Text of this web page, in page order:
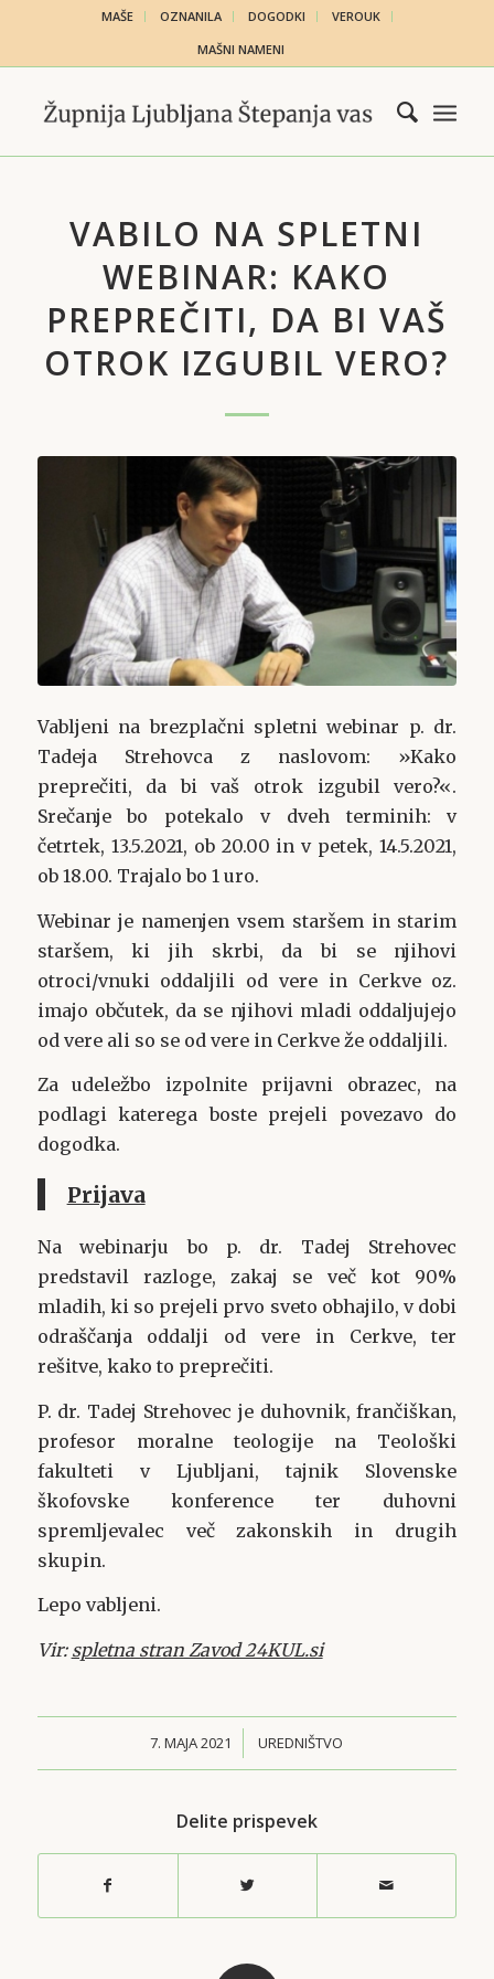
MAŠE OZNANILA DOGODKI
VEROUK
MAŠNI NAMENI
VABILO NA SPLETNI
WEBINAR: KAKO
PREPREČITI, DA BI VAŠ
OTROK IZGUBIL VERO?
Vabljeni na brezplačni spletni webinar p. dr.
Tadeja Strehovca z naslovom: »Kako
preprečiti, da bi vaš otrok izgubil vero?«.
Srečanje bo potekalo v dveh terminih: v
četrtek, 13.5.2021, ob 20.00 in v petek, 14.5.2021,
ob 18.00. Trajalo bo 1 uro.
Webinar je namenjen vsem staršem in starim
staršem, ki jih skrbi, da bi se njihovi
otroci/vnuki oddaljili od vere in Cerkve oz.
imajo občutek, da se njihovi mladi oddaljujejo
od vere ali so se od vere in Cerkve že oddaljili.
Za udeležbo izpolnite prijavni obrazec, na
podlagi katerega boste prejeli povezavo do
dogodka.
Prijava
Na webinarju bo p. dr. Tadej Strehovec
predstavil razloge, zakaj se več kot 90%
mladih, ki so prejeli prvo sveto obhajilo, v dobi
odraščanja oddalji od vere in Cerkve, ter
rešitve, kako to preprečiti.
P. dr. Tadej Strehovec je duhovnik, frančiškan,
profesor moralne teologije na Teološki
fakulteti v Ljubljani, tajnik Slovenske
škofovske konference ter duhovni
spremljevalec več zakonskih in drugih
skupin.
Lepo vabljeni.
Vir: spletna stran Zavod 24KUL.si
7. MAJA 2021
/ UREDNIŠTVO
Delite prispevek